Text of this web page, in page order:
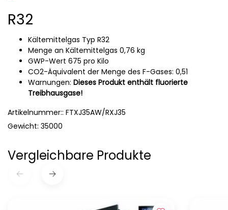
R32
Kältemittelgas Typ R32
Menge an Kältemittelgas 0,76 kg
GWP-Wert 675 pro Kilo
CO2-Äquivalent der Menge des F-Gases: 0,51
Warnungen: Dieses Produkt enthält fluorierte
Treibhausgase!
Artikelnummer:: FTXJ35AW/RXJ35
Gewicht: 35000
Vergleichbare Produkte